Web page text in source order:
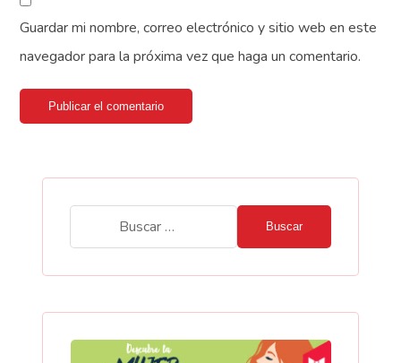
Guardar mi nombre, correo electrónico y sitio web en este
navegador para la próxima vez que haga un comentario.
Publicar el comentario
Buscar